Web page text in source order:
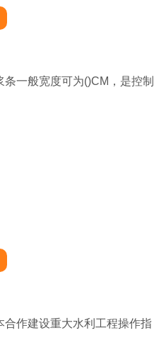
一般宽度可为()CM，是控制
作建设重大水利工程操作指